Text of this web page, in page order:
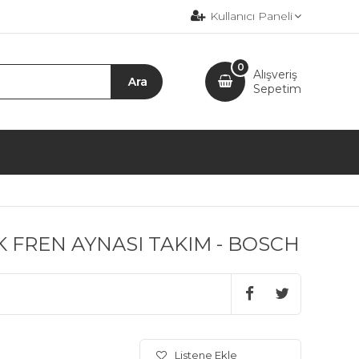
Kullanıcı Paneli
Alışveriş
Sepetim
0
FREN AYNASI TAKIM - BOSCH
Listene Ekle